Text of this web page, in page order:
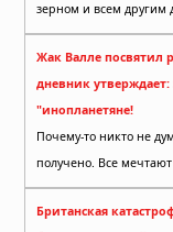
зерном и всем другим
Жак Валле посвятил
дневник утверждает:
"инопланетяне!
Почему-то никто не
Британская